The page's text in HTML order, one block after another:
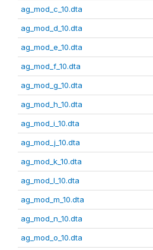
ag_mod_c_10.dta
ag_mod_d_10.dta
ag_mod_e_10.dta
ag_mod_f_10.dta
ag_mod_g_10.dta
ag_mod_h_10.dta
ag_mod_i_10.dta
ag_mod_j_10.dta
ag_mod_k_10.dta
ag_mod_l_10.dta
ag_mod_m_10.dta
ag_mod_n_10.dta
ag_mod_o_10.dta